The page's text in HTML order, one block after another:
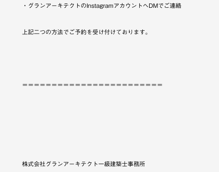
・グランアーキテクトのInstagramアカウントへDMでご連絡
上記二つの方法でご予約を受け付けております。
＝＝＝＝＝＝＝＝＝＝＝＝＝＝＝＝＝＝＝＝＝＝＝＝
株式会社グランアーキテクト一級建築士事務所